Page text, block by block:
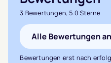
3 Bewertungen, 5.0 Sterne
Alle Bewertungen
Bewertungen erst nach